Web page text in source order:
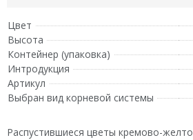
Цвет
Высота
Контейнер (упаковка)
Интродукция
Артикул
Выбран вид корневой системы
Распустившиеся цветы кремово-